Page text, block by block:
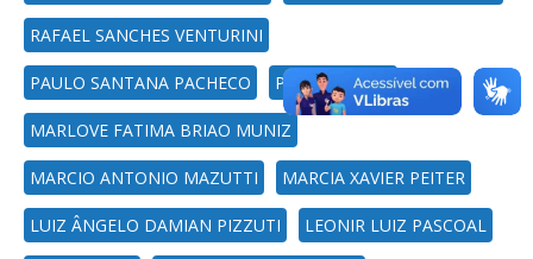
RAFAEL SANCHES VENTURINI
PAULO SANTANA PACHECO PAULO DILKIN
MARLOVE FATIMA BRIAO MUNIZ
MARCIO ANTONIO MAZUTTI MARCIA XAVIER PEITER
LUIZ ÂNGELO DAMIAN PIZZUTI LEONIR LUIZ PASCOAL